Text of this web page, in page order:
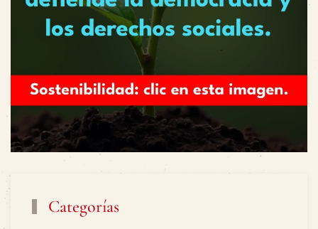
Categorías